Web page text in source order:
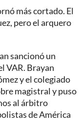
más cortado. El
pero el arquero
sancionó un
VAR. Brayan
y el colegiado
magistral y puso
al árbitro
de América